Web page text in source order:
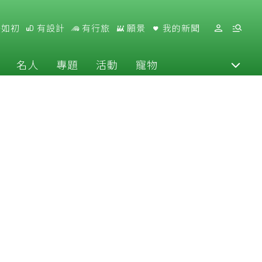
初 有設計 有行旅 願景 我的新聞
名人 專題 活動 寵物